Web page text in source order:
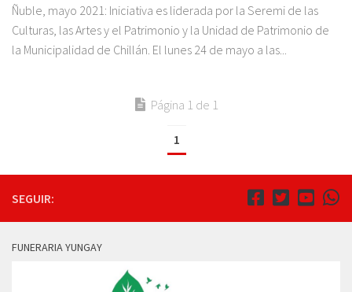
Ñuble, mayo 2021: Iniciativa es liderada por la Seremi de las
Culturas, las Artes y el Patrimonio y la Unidad de Patrimonio de
la Municipalidad de Chillán. El lunes 24 de mayo a las...
Página 1 de 1
1
SEGUIR:
FUNERARIA YUNGAY